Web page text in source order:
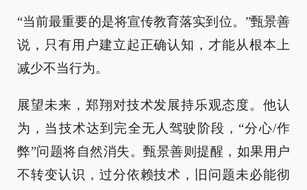
“当前最重要的是将宣传教育落实到位。”甄景善
说，只有用户建立起正确认知，才能从根本上
减少不当行为。
展望未来，郑翔对技术发展持乐观态度。他认
为，当技术达到完全无人驾驶阶段，“分心/作
弊”问题将自然消失。甄景善则提醒，如果用户
不转变认识，过分依赖技术，旧问题未必能彻